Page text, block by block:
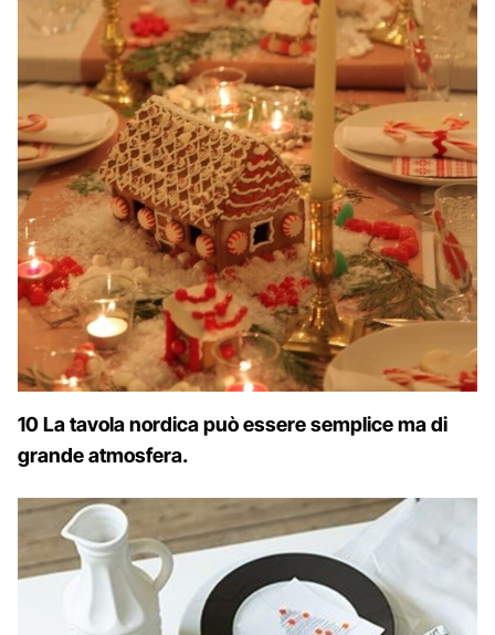
10 La tavola nordica può essere semplice ma di
grande atmosfera.